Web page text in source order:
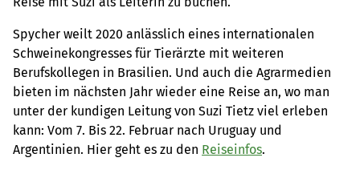
Spycher weilt 2020 anlässlich eines internationalen
Schweinekongresses für Tierärzte mit weiteren
Berufskollegen in Brasilien. Und auch die Agrarmedien
bieten im nächsten Jahr wieder eine Reise an, wo man
unter der kundigen Leitung von Suzi Tietz viel erleben
kann: Vom 7. Bis 22. Februar nach Uruguay und
Argentinien. Hier geht es zu den Reiseinfos.